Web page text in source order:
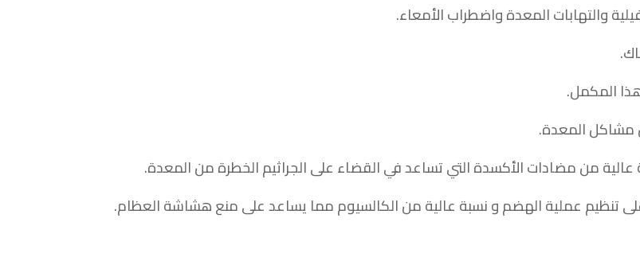
والتهابات المعدة واضطراب الأمعاء.
المكمل.
مشاكل المعدة.
من مضادات الأكسدة التي تساعد في القضاء على الجراثيم الخطرة من المعدة.
تنظيم عملية الهضم و نسبة عالية من الكالسيوم مما يساعد على منع هشاشة العظام.